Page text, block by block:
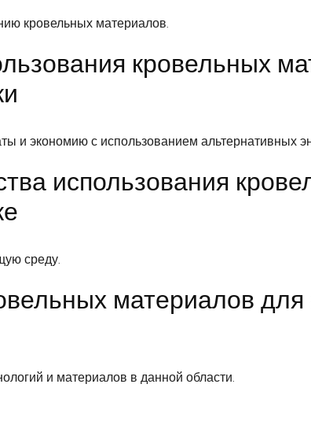
кровельных материалов.
кровельных
и экономию с использованием альтернативных
использования
среду.
материалов
и материалов в данной области.